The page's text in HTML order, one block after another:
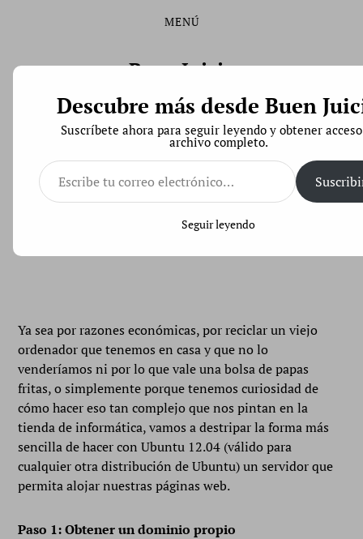
principal
MENÚ
Buen Juicio
Derecho de Código Abierto
Construir tu propio servidor casero
Ya sea por razones económicas, por reciclar un viejo
ordenador que tenemos en casa y que no lo
venderíamos ni por lo que vale una bolsa de papas
fritas, o simplemente porque tenemos curiosidad de
cómo hacer eso tan complejo que nos pintan en la
tienda de informática, vamos a destripar la forma más
sencilla de hacer con Ubuntu 12.04 (válido para
cualquier otra distribución de Ubuntu) un servidor que
permita alojar nuestras páginas web.
Paso 1: Obtener un dominio propio
Descubre más desde Buen
Suscríbete ahora para seguir leyendo y obtener
archivo completo.
Escribe
tu
correo
electrónico…
Seguir leyendo